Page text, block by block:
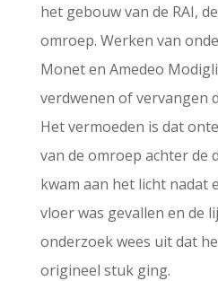
het gebouw van de RAI,
omroep. Werken van
Monet en Amedeo
verdwenen of vervangen
Het vermoeden is dat
van de omroep achter de
kwam aan het licht nadat
vloer was gevallen en de
onderzoek wees uit dat
origineel stuk ging.